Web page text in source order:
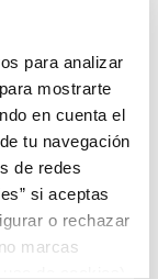
para analizar
mostrarte
en cuenta el
tu navegación
de redes
si aceptas
o rechazar
marcas
de maíz a la
densidad,